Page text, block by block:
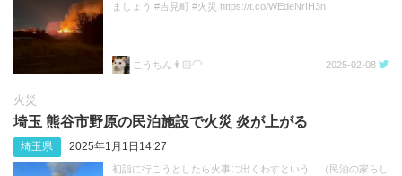
ましょう #吉見町 #火災 https://t.co/WEdeNrIH3n
こうちん👨🏻‍🦲 2025-02-08
火災
埼玉 熊谷市野原の民泊施設で火災 炎が上がる
埼玉県 2025年1月1日14:27
初詣に行こうとしたら火事に出くわすという…（民泊の家らし